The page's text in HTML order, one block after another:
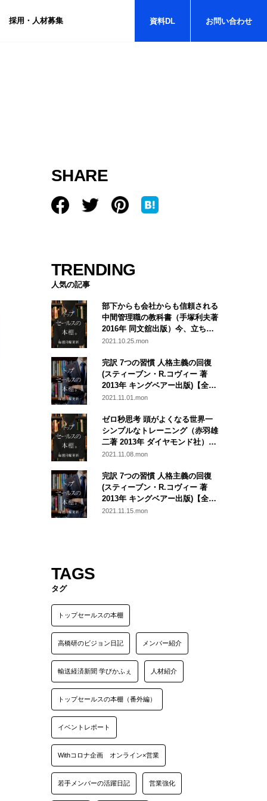
採用・人材募集 資料DL お問い合わせ
SHARE
TRENDING
人気の記事
部下からも会社からも信頼される
中間管理職の教科書（手塚利夫著
2016年 同文舘出版）今、立ち返
りたい部下との関わり方
2021.10.25.mon
完訳 7つの習慣 人格主義の回復
(スティーブン・R.コヴィー 著
2013年 キングベアー出版)【全４
回】名著：７つの習慣から学ぶ、
～第二回～
2021.11.01.mon
ゼロ秒思考 頭がよくなる世界一
シンプルなトレーニング（赤羽雄
二著 2013年 ダイヤモンド社）即
座に動く営業組織を創るために
2021.11.08.mon
完訳 7つの習慣 人格主義の回復
(スティーブン・R.コヴィー 著
2013年 キングベアー出版)【全４
回】名著：７つの習慣から学ぶ、
2021.11.15.mon
TAGS
タグ
トップセールスの本棚
高橋研のビジョン日記 メンバー紹介
輸送経済新聞 学びかふぇ 人材紹介
トップセールスの本棚（番外編）
イベントレポート
Withコロナ企画 オンライン×営業
若手メンバーの活躍日記 営業強化